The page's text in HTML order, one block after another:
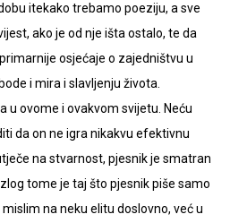
itekako trebamo poeziju, a sve
ako je od nje išta ostalo, te da
osjećaje o zajedništvu u
i mira i slavljenju života.
u ovome i ovakvom svijetu. Neću
da on ne igra nikakvu efektivnu
na stvarnost, pjesnik je smatran
tome je taj što pjesnik piše samo
na neku elitu doslovno, već u